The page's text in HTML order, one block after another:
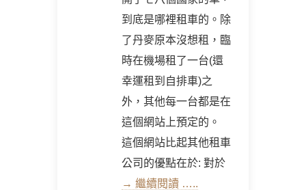
到底是哪裡租車的。除
了丹麥原本沒想租，臨
時在機場租了一台(還
幸運租到自排車)之
外，其他每一台都是在
這個網站上預定的。
這個網站比起其他租車
公司的優點在於: 對於
→ 繼續閱讀 …..